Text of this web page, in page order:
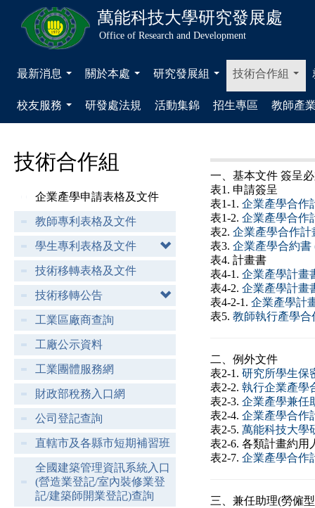
萬能科技大學研究發展處
Office of Research and Development
最新消息 關於本處 研究發展組 技術合作組
校友服務 研發處法規 活動集錦 招生專區 教師產
技術合作組
企業產學申請表格及文件
教師專利表格及文件
學生專利表格及文件
技術移轉表格及文件
技術移轉公告
工業區廠商查詢
工廠公示資料
工業團體服務網
財政部稅務入口網
公司登記查詢
直轄市及各縣市短期補習班
全國建築管理資訊系統入口
(營造業登記/室內裝修業登
記/建築師開業登記)查詢
一、基本文件 簽呈
表1. 申請簽呈
表1-1. 企業產學合作
表1-2. 企業產學合作
表2. 企業產學合作計
表3. 企業產學合約書
表4. 計畫書
表4-1. 企業產學計畫
表4-2. 企業產學計畫
表4-2-1. 企業產學計
表5. 教師執行產學
二、例外文件
表2-1. 研究所學生保
表2-2. 執行企業產學
表2-3. 企業產學兼任
表2-4. 企業產學合作
表2-5. 萬能科技大學
表2-6. 各類計畫約
表2-7. 企業產學合作
三、兼任助理(勞僱